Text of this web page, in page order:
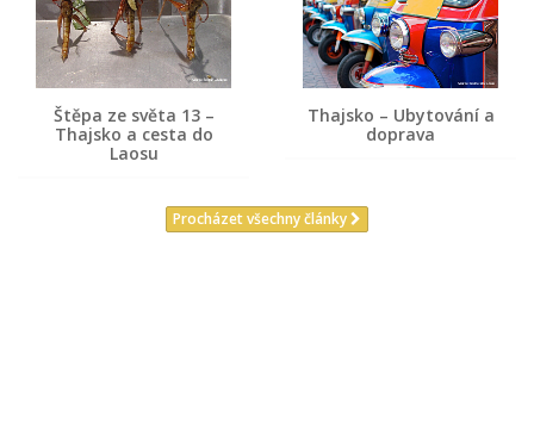
Štěpa ze světa 13 –
Thajsko a cesta do
Laosu
Thajsko – Ubytování a
doprava
Procházet všechny články